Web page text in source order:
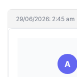
29/06/2026: 2:45 am
A